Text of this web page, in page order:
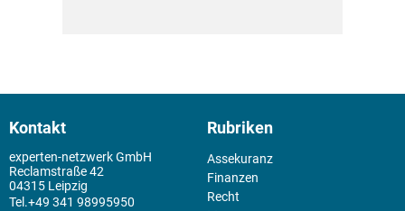
Kontakt
experten-netzwerk GmbH
Reclamstraße 42
04315 Leipzig
+49 341 98995950
Rubriken
Assekuranz
Finanzen
Recht